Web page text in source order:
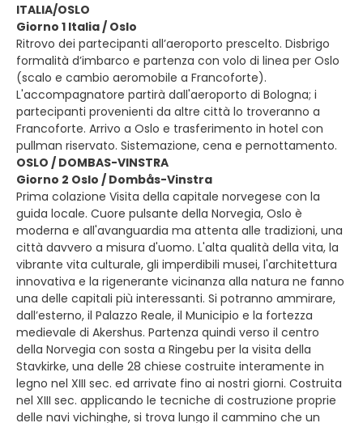
ITALIA/OSLO
Giorno 1 Italia / Oslo
Ritrovo dei partecipanti all’aeroporto prescelto. Disbrigo
formalità d’imbarco e partenza con volo di linea per Oslo
(scalo e cambio aeromobile a Francoforte).
L'accompagnatore partirà dall'aeroporto di Bologna; i
partecipanti provenienti da altre città lo troveranno a
Francoforte. Arrivo a Oslo e trasferimento in hotel con
pullman riservato. Sistemazione, cena e pernottamento.
OSLO / DOMBAS-VINSTRA
Giorno 2 Oslo / Dombås-Vinstra
Prima colazione Visita della capitale norvegese con la
guida locale. Cuore pulsante della Norvegia, Oslo è
moderna e all'avanguardia ma attenta alle tradizioni, una
città davvero a misura d'uomo. L'alta qualità della vita, la
vibrante vita culturale, gli imperdibili musei, l'architettura
innovativa e la rigenerante vicinanza alla natura ne fanno
una delle capitali più interessanti. Si potranno ammirare,
dall’esterno, il Palazzo Reale, il Municipio e la fortezza
medievale di Akershus. Partenza quindi verso il centro
della Norvegia con sosta a Ringebu per la visita della
Stavkirke, una delle 28 chiese costruite interamente in
legno nel XIII sec. ed arrivate fino ai nostri giorni. Costruita
nel XIII sec. applicando le tecniche di costruzione proprie
delle navi vichinghe, si trova lungo il cammino che un